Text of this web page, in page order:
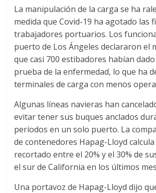
a
e
n
B
o
La manipulación de la carga se ha
medida que Covid-19 ha agotado las
trabajadores portuarios. Los
puerto de Los Ángeles declararon el
que casi 700 estibadores habían
prueba de la enfermedad, lo que ha
terminales de carga con menos
Algunas líneas navieras han
evitar tener sus buques anclados
períodos en un solo puerto. La
de contenedores Hapag-Lloyd
recortado entre el 20% y el 30% de
el sur de California en los últimos
Una portavoz de Hapag-Lloyd dijo